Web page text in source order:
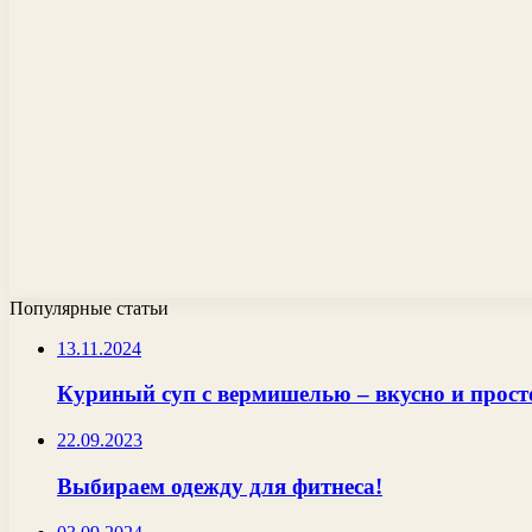
Популярные статьи
13.11.2024
Куриный суп с вермишелью – вкусно и
22.09.2023
Выбираем одежду для фитнеса!